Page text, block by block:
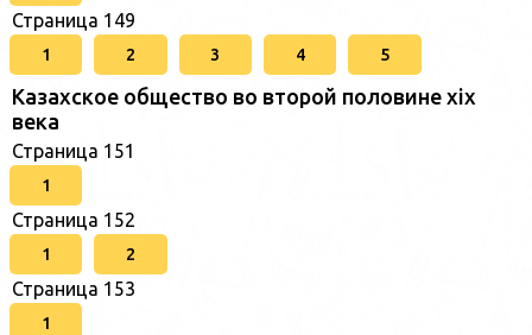
Страница 149
1 2 3 4 5
Казахское общество во второй половине хіх
века
Страница 151
1
Страница 152
1 2
Страница 153
1